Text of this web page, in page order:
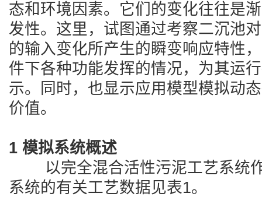
态和环境因素。它们的变化往往是
发性。这里，试图通过考察二沉池
的输入变化所产生的瞬变响应特性
件下各种功能发挥的情况，为其运
示。同时，也显示应用模型模拟动
价值。
1 模拟系统概述
以完全混合活性污泥工艺系统
系统的有关工艺数据见表1。